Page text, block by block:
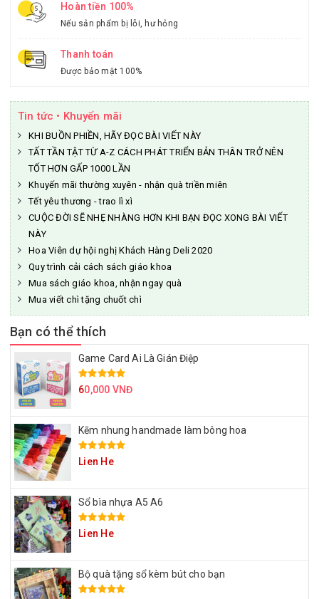
Hoàn tiền 100%
Nếu sản phẩm bị lỗi, hư hỏng
Thanh toán
Được bảo mật 100%
Tin tức • Khuyến mãi
KHI BUỒN PHIỀN, HÃY ĐỌC BÀI VIẾT NÀY
TẤT TẦN TẬT TỪ A-Z CÁCH PHÁT TRIỂN BẢN THÂN TRỞ NÊN
TỐT HƠN GẤP 1000 LẦN
Khuyến mãi thường xuyên - nhận quà triền miên
Tết yêu thương - trao lì xì
CUỘC ĐỜI SẼ NHẸ NHÀNG HƠN KHI BẠN ĐỌC XONG BÀI VIẾT
NÀY
Hoa Viên dự hội nghị Khách Hàng Deli 2020
Quy trình cải cách sách giáo khoa
Mua sách giáo khoa, nhận ngay quà
Mua viết chì tặng chuốt chì
Bạn có thể thích
Game Card Ai Là Gián Điệp
60,000 VNĐ
Kẽm nhung handmade làm bông hoa
Lien He
Sổ bìa nhựa A5 A6
Lien He
Bộ quà tặng sổ kèm bút cho bạn